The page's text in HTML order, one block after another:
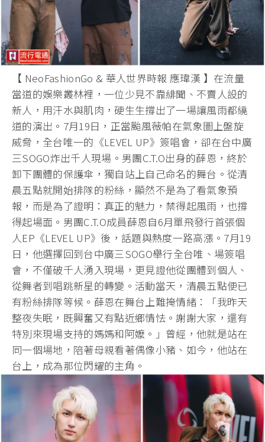
【 NeoFashionGo & 華人世界時報 應瑋漢 】在流量
當道的娛樂叢林裡，一位少見不靠緋聞、不賣人設的
新人，用汗水與肌肉，硬生生撐出了一場讓風雨都繞
道的演出。7月19日，正當颱風薇帕在氣象圖上盤旋
威脅，全台唯一的《LEVEL UP》簽唱會，卻在台中廣
三SOGO炸出千人現場。男團C.T.O出身的薛恩，終於
卸下團體的保護傘，獨自站上自己命名的舞台。從清
晨五點就開始排隊的粉絲，顯然不是為了看氣象預
報，而是為了證明：真正的魅力，禁得起風雨，也撐
得起場面。男團C.T.O成員薛恩自6月單飛發行首張個
人EP《LEVEL UP》後，話題與熱度一路高漲。7月19
日，他選擇回到台中廣三SOGO舉行全台唯、場簽唱
會，不僅破千人湧入現場，更見證他從團體到個人、
從舞者到唱跳新星的轉變。活動當天，清晨五點便已
有粉絲排隊等候。薛恩在舞台上難掩情緒：「我昨天
整夜失眠，既興奮又有點近鄉情怯。謝謝大家，還有
特別來現場支持的媽媽和阿嬤。」曾經，他就是站在
同一個場地，陪著母親看著偶像小豬、如今，他站在
台上，成為那位閃耀的主角。